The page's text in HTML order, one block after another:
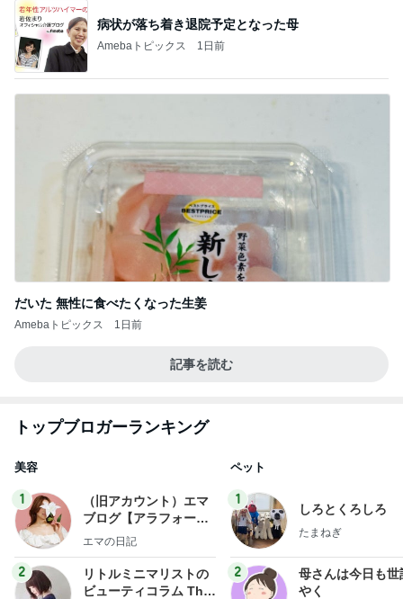
病状が落ち着き退院予定となった母
Amebaトピックス 1日前
だいた 無性に食べたくなった生姜
Amebaトピックス 1日前
記事を読む
トップブロガーランキング
美容
1
（旧アカウント）エマ
ブログ【アラフォー会
社売却セカンドライ
エマの日記
2
リトルミニマリストの
ビューティコラム The
ペット
1
しろとくろしろ
たまねぎ
2
母さんは今日も世
やく